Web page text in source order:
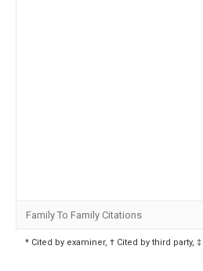
Family To Family Citations
* Cited by examiner, † Cited by third party,